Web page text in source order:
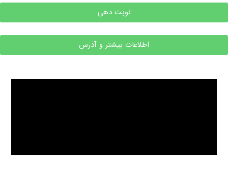
نوبت دهی
اطلاعات بیشتر و آدرس